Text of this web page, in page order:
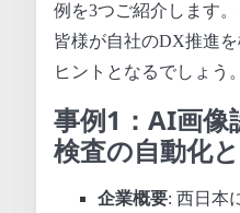
例を3つご紹介します
皆様が自社のDX推進
ヒントとなるでしょう。
事例1：AI画像
検査の自動化
企業概要: 西日本